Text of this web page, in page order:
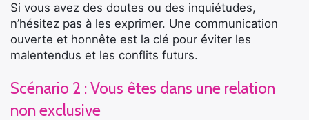
Si vous avez des doutes ou des inquiétudes,
n’hésitez pas à les exprimer. Une communication
ouverte et honnête est la clé pour éviter les
malentendus et les conflits futurs.
Scénario 2 : Vous êtes dans une relation
non exclusive